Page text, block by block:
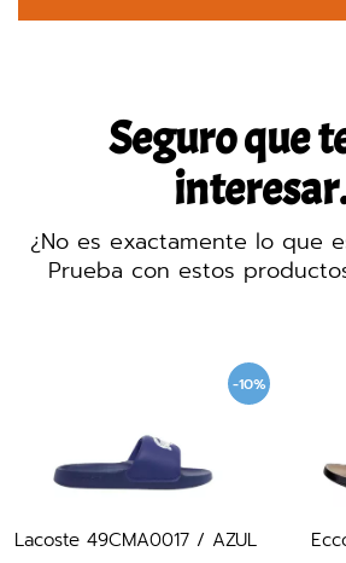
Seguro que
¿No es exactamente lo que
Prueba con estos
-10%
Lacoste 49CMA0017 / AZUL